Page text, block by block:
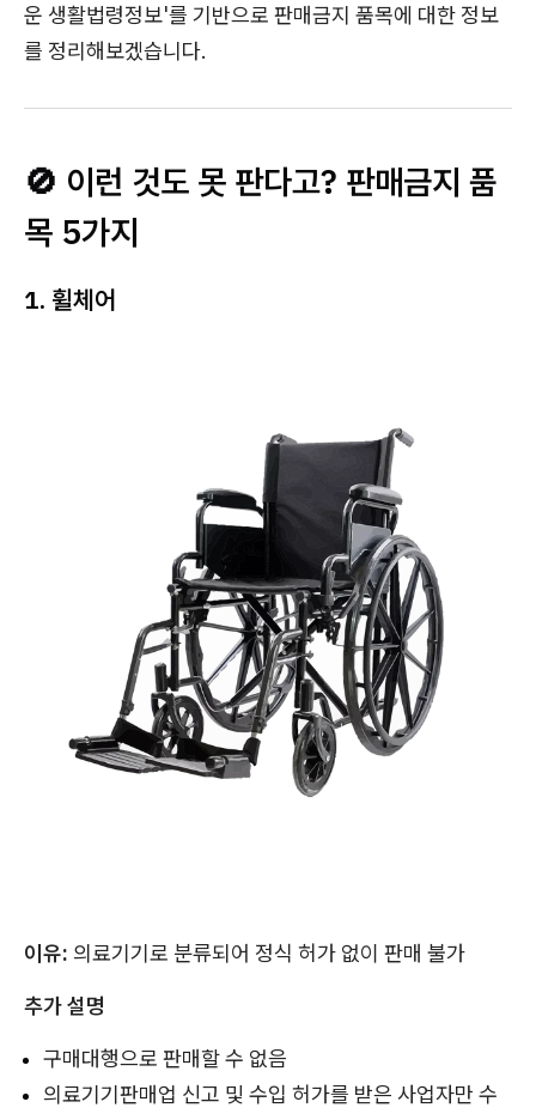
운 생활법령정보'를 기반으로 판매금지 품목에 대한 정보
를 정리해보겠습니다.
🚫 이런 것도 못 판다고? 판매금지 품
목 5가지
1. 휠체어
이유: 의료기기로 분류되어 정식 허가 없이 판매 불가
추가 설명
구매대행으로 판매할 수 없음
의료기기판매업 신고 및 수입 허가를 받은 사업자만 수